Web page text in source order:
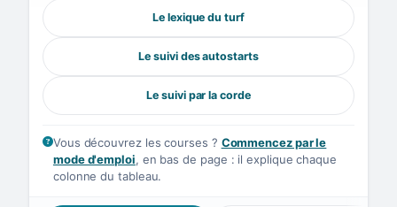
Le lexique du turf
Le suivi des autostarts
Le suivi par la corde
Vous découvrez les courses ? Commencez par le
mode d'emploi, en bas de page : il explique chaque
colonne du tableau.